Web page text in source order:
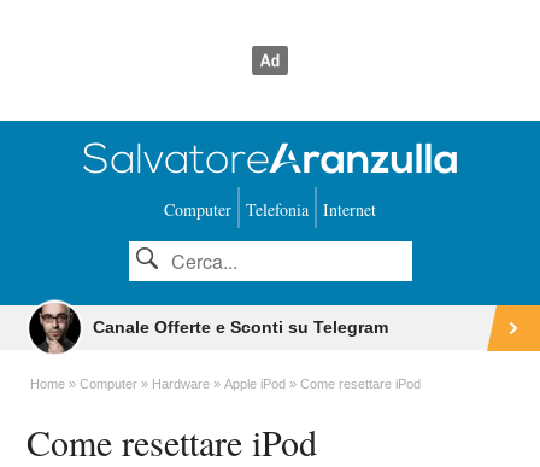
Computer Telefonia Internet
Canale Offerte e Sconti su Telegram
Home Computer Hardware Apple iPod Come resettare iPod
Come resettare iPod